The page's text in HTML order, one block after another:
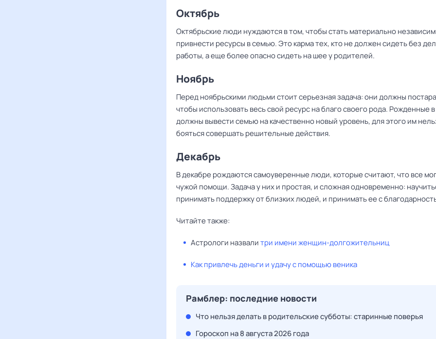
Октябрь
Октябрьские люди нуждаются в том, чтобы стать материально
привнести ресурсы в семью. Это карма тех, кто не должен сидеть без
работы, а еще более опасно сидеть на шее у родителей.
Ноябрь
Перед ноябрьскими людьми стоит серьезная задача: они должны
чтобы использовать весь свой ресурс на благо своего рода. Рожденные
должны вывести семью на качественно новый уровень, для этого им
бояться совершать решительные действия.
Декабрь
В декабре рождаются самоуверенные люди, которые считают, что все
чужой помощи. Задача у них и простая, и сложная одновременно:
принимать поддержку от близких людей, и принимать ее с
Читайте также:
Астрологи назвалитри имени женщин-долгожительниц
Как привлечь деньги и удачу с помощью веника
Рамблер: последние новости
Что нельзя делать в родительские субботы: старинные поверья
Гороскоп на 8 августа 2026 года